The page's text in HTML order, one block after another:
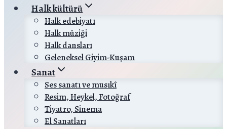
Halk kültürü
Halk edebiyatı
Halk müziği
Halk dansları
Geleneksel Giyim-Kuşam
Sanat
Ses sanatı ve musıkî
Resim, Heykel, Fotoğraf
Tiyatro, Sinema
El Sanatları